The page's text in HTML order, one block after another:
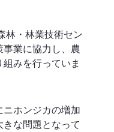
林・林業技術セン
業に協力し、農
みを行っていま
ホンジカの増加
な問題となって